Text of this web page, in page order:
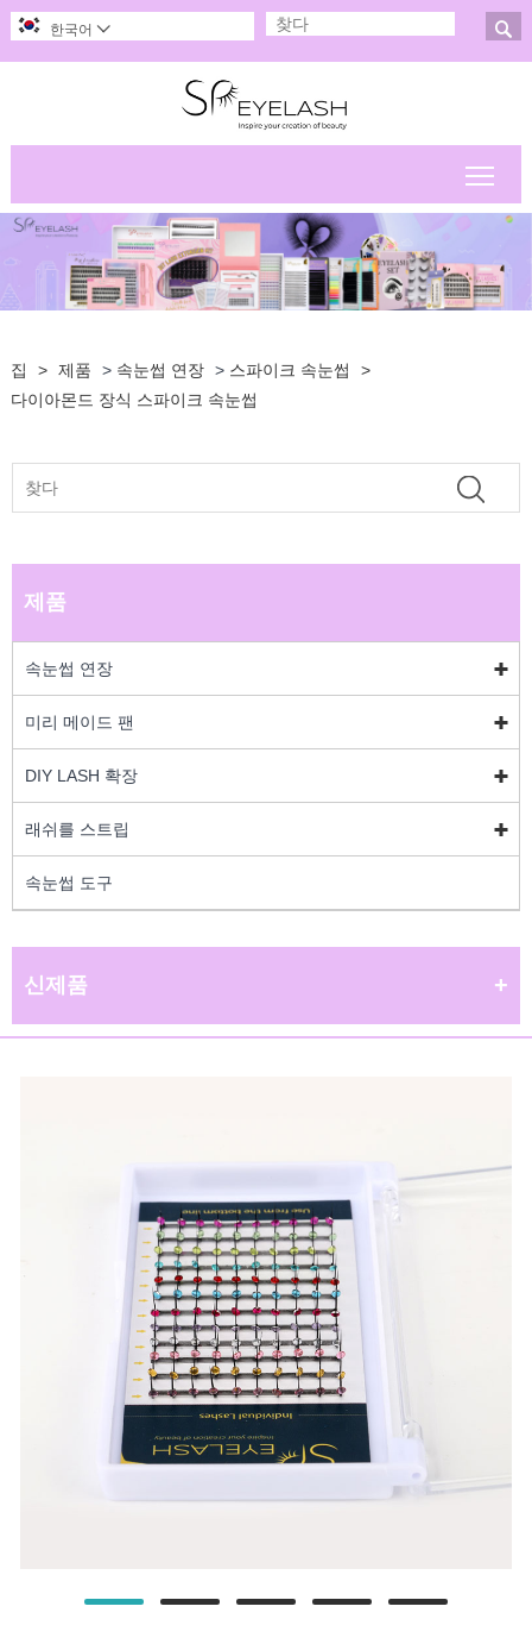

한국어 
집 > 제품 > 속눈썹 연장 > 스파이크 속눈썹
>
다이아몬드 장식 스파이크 속눈썹
제품
속눈썹 연장
미리 메이드 팬
DIY LASH 확장
래쉬를 스트립
속눈썹 도구
신제품